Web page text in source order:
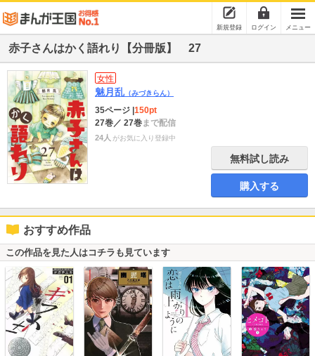
新規登録 ログイン メニュー
赤子さんはかく語れり【分冊版】 27
女性
魅月乱 （みづきらん）
35ページ 150pt
27巻／ 27巻まで配信
24人 がお気に入り登録中
無料試し読み
購入する
おすすめ作品
この作品を見た人はコチラも見ています